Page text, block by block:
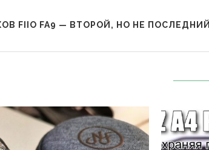
FIIO FA9 — ВТОРОЙ, НО НЕ ПОСЛЕДНИЙ